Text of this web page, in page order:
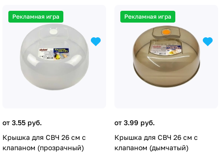
Рекламная игра
от 3.55 руб.
Крышка для СВЧ 26 см с
клапаном (прозрачный)
Рекламная игра
от 3.99 руб.
Крышка для СВЧ 26 см с
клапаном (дымчатый)